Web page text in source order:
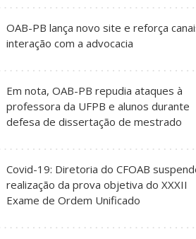
OAB-PB lança novo site e reforça
interação com a advocacia
Em nota, OAB-PB repudia ataques à
professora da UFPB e alunos durante
defesa de dissertação de mestrado
Covid-19: Diretoria do CFOAB
realização da prova objetiva do XXXII
Exame de Ordem Unificado